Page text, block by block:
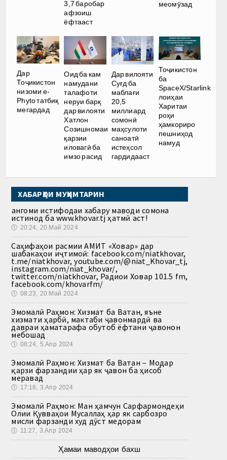
3,7 баробар
афзоиш
ёфтааст
меомӯзад
Дар
Тоҷикистон
низоми e-
Phyto татбиқ
мегардад
Оид ба кам
намудани
талафоти
неруи барқ
дар вилояти
Хатлон
Созишномаи
қарзии
иловагӣ ба
имзо расид
Дар вилояти
Суғд ба
маблағи
20,5
миллиард
сомонӣ
маҳсулоти
саноатӣ
истеҳсол
гардидааст
Тоҷикистон
ба
SpaceX/Starlink
лоиҳаи
Харитаи
роҳи
ҳамкориро
пешниҳод
намуд
ХАБАРҲОИ МУҲИМТАРИН
Ҳангоми истифодаи хабару маводи сомона
истинод ба www.khovar.tj ҳатмӣ аст!
🕔 20:24, 20.Май 2024
Саҳифаҳои расмии АМИТ «Ховар» дар
шабакаҳои иҷтимоӣ: facebook.com/niatkhovar,
t.me/niatkhovar, youtube.com/@niat_Khovar_tj,
instagram.com/niat_khovar/,
twitter.com/niatkhovar, Радиои Ховар 101.5 fm,
facebook.com/khovarfm/
🕔 08:23, 20.Май 2024
Эмомалӣ Раҳмон: Хизмат ба Ватан, яъне
хизмати ҳарбӣ, мактаби ҷавонмардӣ ва
давраи ҳаматарафа обутоб ёфтани ҷавонон
мебошад
🕔 08:24, 5.Апр 2024
Эмомалӣ Раҳмон: Хизмат ба Ватан – Модар
қарзи фарзандии ҳар як ҷавон ба ҳисоб
меравад
🕔 17:18, 3.Апр 2024
Эмомалӣ Раҳмон: Ман ҳамчун Сарфармондеҳи
Олии Қувваҳои Мусаллаҳ ҳар як сарбозро
мисли фарзанди худ дӯст медорам
🕔 11:27, 3.Апр 2024
Ҳамаи маводҳои бахш